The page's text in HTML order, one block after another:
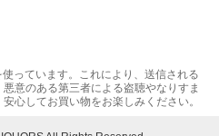
っています。これにより、送信される
意のある第三者による盗聴やなりすま
心してお買い物をお楽しみください。